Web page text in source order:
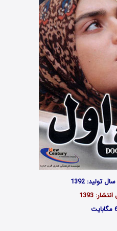
تولید: 1392